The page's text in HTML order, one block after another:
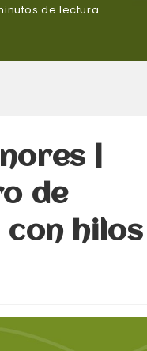
de lectura
|
de
hilos